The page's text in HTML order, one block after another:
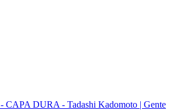
CAPA DURA - Tadashi Kadomoto | Gente